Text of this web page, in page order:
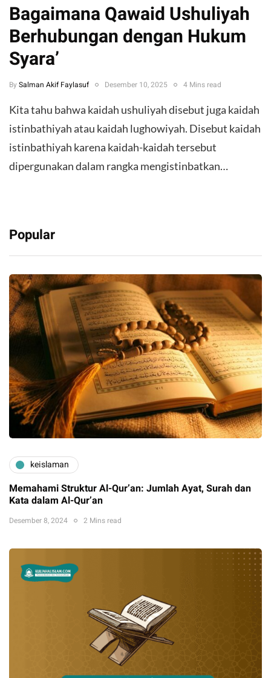
Bagaimana Qawaid Ushuliyah
Berhubungan dengan Hukum
Syara’
By Salman Akif Faylasuf Desember 10, 2025 4 Mins read
Kita tahu bahwa kaidah ushuliyah disebut juga kaidah
istinbathiyah atau kaidah lughowiyah. Disebut kaidah
istinbathiyah karena kaidah-kaidah tersebut
dipergunakan dalam rangka mengistinbatkan…
Popular
keislaman
Memahami Struktur Al-Qur’an: Jumlah Ayat, Surah dan
Kata dalam Al-Qur’an
Desember 8, 2024 2 Mins read